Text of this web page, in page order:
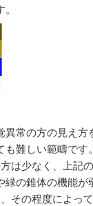
異常の方の見え方
も難しい範疇です
は少なく、上記
緑の錐体の機能が
、その程度によっ